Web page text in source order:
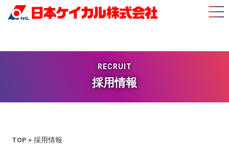
RECRUIT
採用情報
TOP > 採用情報